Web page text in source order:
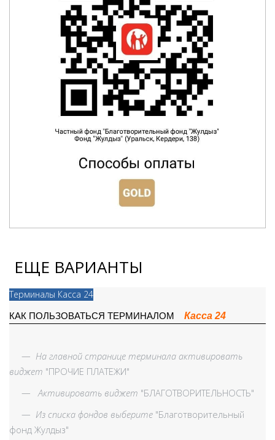
ЕЩЕ ВАРИАНТЫ
Терминалы Касса 24
КАК ПОЛЬЗОВАТЬСЯ ТЕРМИНАЛОМ Касса 24
— На главной странице терминала активировать
виджет "ПРОЧИЕ ПЛАТЕЖИ"
— Активировать виджет "БЛАГОТВОРИТЕЛЬНОСТЬ"
— Из списка фондов выберите "Благотворительный
фонд Жулдыз"